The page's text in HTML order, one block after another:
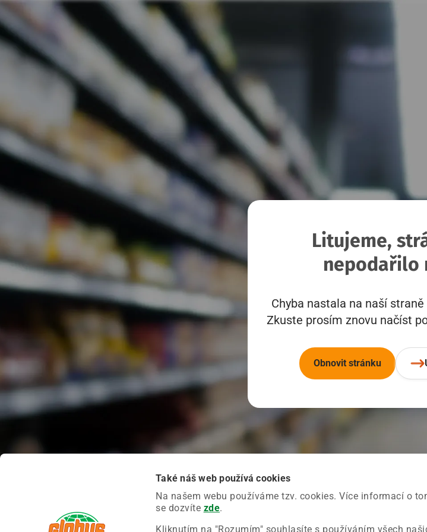
Také náš web používá cookies
Na našem webu používáme tzv. cookies. Více informací o
se dozvíte zde.
Kliknutím na "Rozumím" souhlasíte s používáním všech
Litujeme,
nepodařilo
Chyba nastala na naší
Zkuste prosím znovu načíst
Obnovit stránku